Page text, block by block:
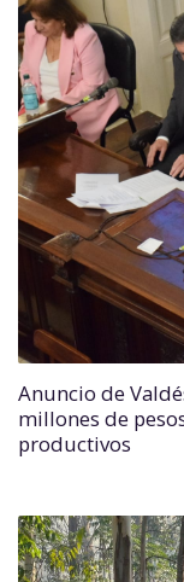
Anuncio de
millones de
productivos